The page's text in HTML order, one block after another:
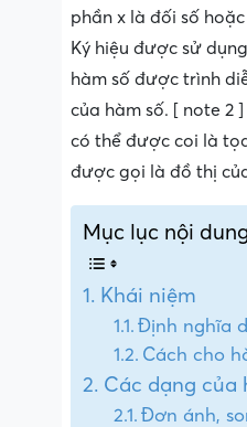
phần x là đối số
Ký hiệu được sử
hàm số được trình
của hàm số. [ note 2
có thể được coi là
được gọi là đồ thị
Mục lục nội dung
Khái niệm
Định nghĩa
Cách cho
Các dạng của
Đơn ánh,